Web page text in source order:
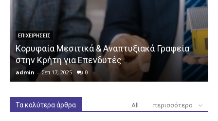
ΕΠΙΧΕΙΡΉΣΕΙΣ
Κορυφαία Μεσιτικά & Αναπτυξιακά Γραφεία
στην Κρήτη για Επενδυτές
admin - Σεπ 17, 2025 0
Τα καλύτερα άρθρα All περισσότερο